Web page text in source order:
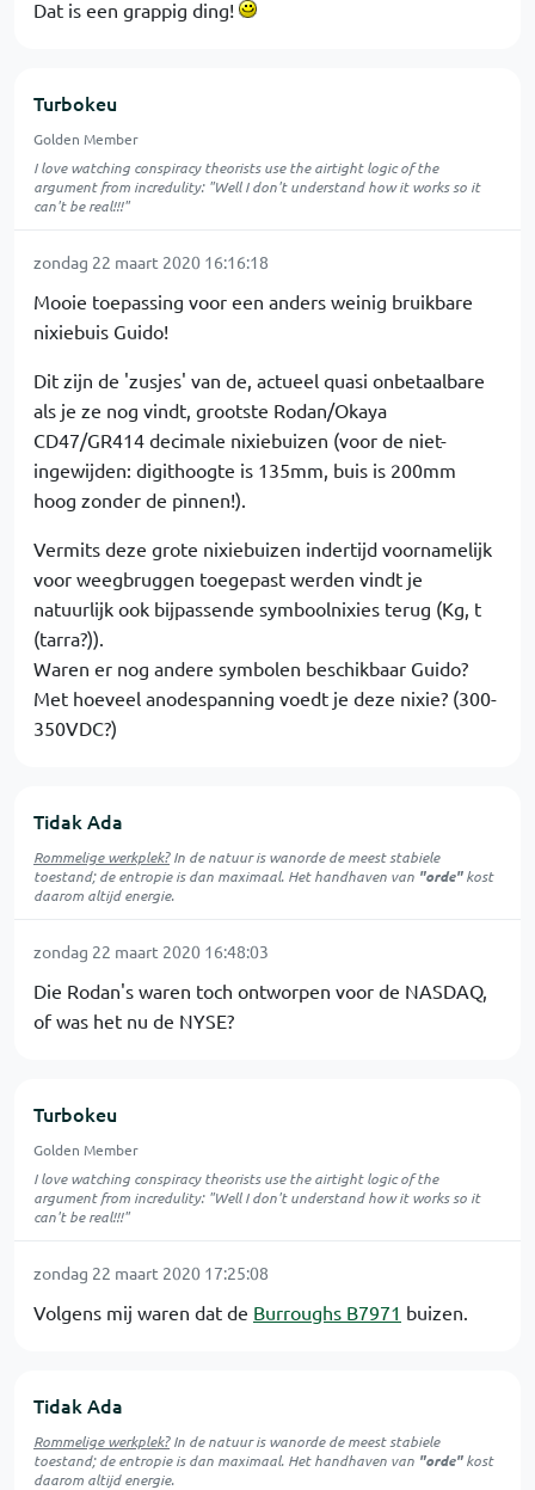
Dat is een grappig ding!
Turbokeu
Golden Member
I love watching conspiracy theorists use the airtight logic of the
argument from incredulity: "Well I don't understand how it works so it
can't be real!!!"
zondag 22 maart 2020 16:16:18
Mooie toepassing voor een anders weinig bruikbare
nixiebuis Guido!
Dit zijn de 'zusjes' van de, actueel quasi onbetaalbare
als je ze nog vindt, grootste Rodan/Okaya
CD47/GR414 decimale nixiebuizen (voor de niet-
ingewijden: digithoogte is 135mm, buis is 200mm
hoog zonder de pinnen!).
Vermits deze grote nixiebuizen indertijd voornamelijk
voor weegbruggen toegepast werden vindt je
natuurlijk ook bijpassende symboolnixies terug (Kg, t
(tarra?)).
Waren er nog andere symbolen beschikbaar Guido?
Met hoeveel anodespanning voedt je deze nixie? (300-
350VDC?)
Tidak Ada
Rommelige werkplek?In de natuur iswanordede meest stabiele
toestand; de entropie is dan maximaal. Het handhaven van "orde"kost
daarom altijd energie.
zondag 22 maart 2020 16:48:03
Die Rodan's waren toch ontworpen voor de NASDAQ,
of was het nu de NYSE?
Turbokeu
Golden Member
I love watching conspiracy theorists use the airtight logic of the
argument from incredulity: "Well I don't understand how it works so it
can't be real!!!"
zondag 22 maart 2020 17:25:08
Volgens mij waren dat de Burroughs B7971 buizen.
Tidak Ada
Rommelige werkplek?In de natuur iswanordede meest stabiele
toestand; de entropie is dan maximaal. Het handhaven van "orde"kost
daarom altijd energie.